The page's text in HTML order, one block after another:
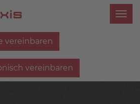
vereinbaren
vereinbaren